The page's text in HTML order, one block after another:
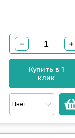
− +
Купить в 1
клик
Цвет